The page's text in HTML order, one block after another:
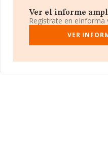
La sociedad española
Poligono Industrial Store Cl
Con los datos a disposición
nivel nacional la
información de la provincia
Ver el informe
Regístrate en
VER